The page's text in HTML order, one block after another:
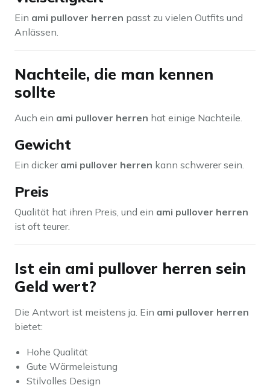
Ein ami pullover herren passt zu vielen Outfits und
Anlässen.
Nachteile, die man kennen
sollte
Auch ein ami pullover herren hat einige Nachteile.
Gewicht
Ein dicker ami pullover herren kann schwerer sein.
Preis
Qualität hat ihren Preis, und ein ami pullover herren
ist oft teurer.
Ist ein ami pullover herren sein
Geld wert?
Die Antwort ist meistens ja. Ein ami pullover herren
bietet:
Hohe Qualität
Gute Wärmeleistung
Stilvolles Design